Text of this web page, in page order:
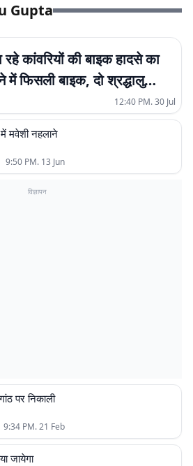
Gupta
रहे कांवरियों की बाइक हादसे का
में फिसली बाइक, दो श्रद्धालु
12:40 PM. 30 Jul
में मवेशी नहलाने
9:50 PM. 13 Jun
विज्ञापन
पर निकाली
9:34 PM. 21 Feb
जायेगा